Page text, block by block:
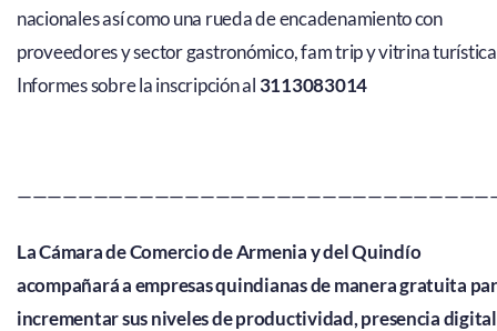
nacionales así como una rueda de encadenamiento con
proveedores y sector gastronómico, fam trip y vitrina
Informes sobre la inscripción al 3113083014
La Cámara de Comercio de Armenia y del Quindío
acompañará a empresas quindianas de manera gratuita
incrementar sus niveles de productividad, presencia